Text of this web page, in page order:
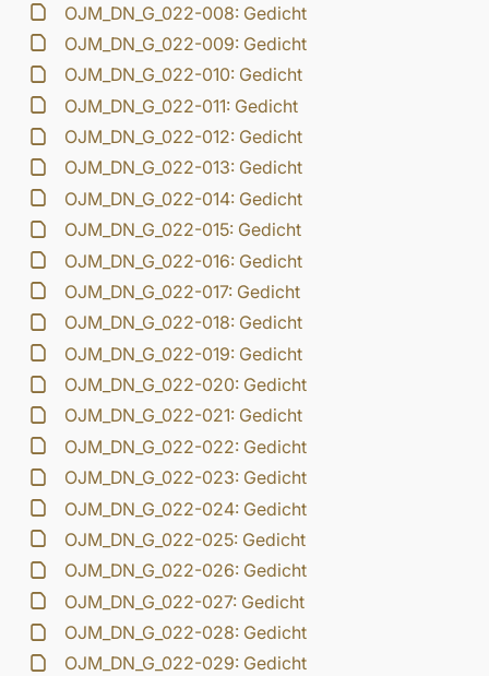
OJM_DN_G_022-008: Gedicht
OJM_DN_G_022-009: Gedicht
OJM_DN_G_022-010: Gedicht
OJM_DN_G_022-011: Gedicht
OJM_DN_G_022-012: Gedicht
OJM_DN_G_022-013: Gedicht
OJM_DN_G_022-014: Gedicht
OJM_DN_G_022-015: Gedicht
OJM_DN_G_022-016: Gedicht
OJM_DN_G_022-017: Gedicht
OJM_DN_G_022-018: Gedicht
OJM_DN_G_022-019: Gedicht
OJM_DN_G_022-020: Gedicht
OJM_DN_G_022-021: Gedicht
OJM_DN_G_022-022: Gedicht
OJM_DN_G_022-023: Gedicht
OJM_DN_G_022-024: Gedicht
OJM_DN_G_022-025: Gedicht
OJM_DN_G_022-026: Gedicht
OJM_DN_G_022-027: Gedicht
OJM_DN_G_022-028: Gedicht
OJM_DN_G_022-029: Gedicht